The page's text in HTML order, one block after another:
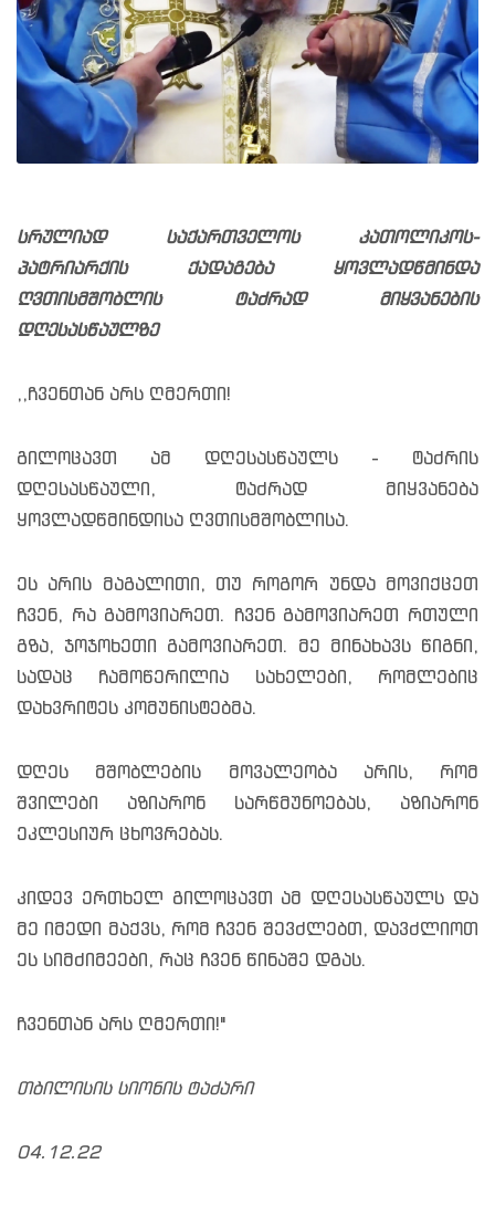
სრულიად საქართველოს კათოლიკოს-
პატრიარქის ქადაგება ყოვლადწმინდა
ღვთისმშობლის ტაძრად მიყვანების
დღესასწაულზე
,,ჩვენთან არს ღმერთი!
გილოცავთ ამ დღესასწაულს - ტაძრის
დღესასწაული, ტაძრად მიყვანება
ყოვლადწმინდისა ღვთისმშობლისა.
ეს არის მაგალითი, თუ როგორ უნდა მოვიქცეთ
ჩვენ, რა გამოვიარეთ. ჩვენ გამოვიარეთ რთული
გზა, ჯოჯოხეთი გამოვიარეთ. მე მინახავს წიგნი,
სადაც ჩამოწერილია სახელები, რომლებიც
დახვრიტეს კომუნისტებმა.
დღეს მშობლების მოვალეობა არის, რომ
შვილები აზიარონ სარწმუნოებას, აზიარონ
ეკლესიურ ცხოვრებას.
კიდევ ერთხელ გილოცავთ ამ დღესასწაულს და
მე იმედი მაქვს, რომ ჩვენ შევძლებთ, დავძლიოთ
ეს სიმძიმეები, რაც ჩვენ წინაშე დგას.
ჩვენთან არს ღმერთი!"
თბილისის სიონის ტაძარი
04.12.22